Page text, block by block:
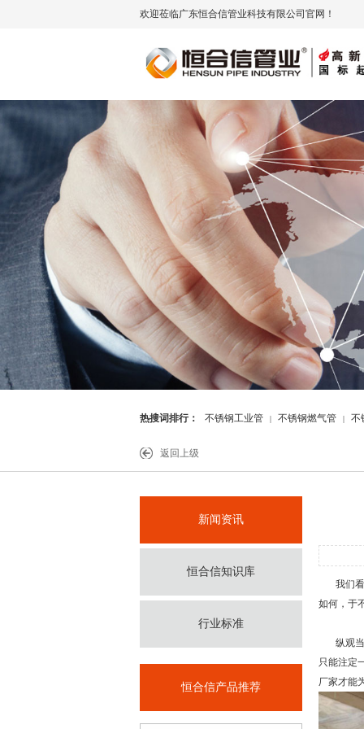
欢迎莅临广东恒合信管业科技有限公司官网！
热搜词排行： 不锈钢工业管 | 不锈钢燃气管 | 不
返回上级
新闻资讯
恒合信知识库
行业标准
恒合信产品推荐
我们看
如何，于
纵观当
只能注定
厂家才能